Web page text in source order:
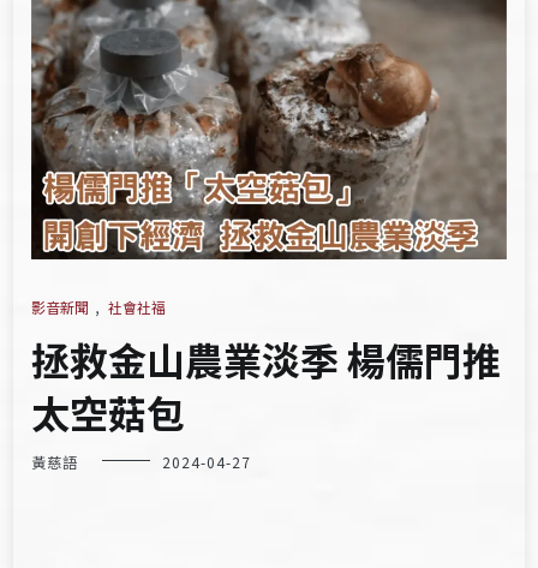
影音新聞 , 社會社福
拯救金山農業淡季 楊儒門推
太空菇包
黃慈語 2024-04-27